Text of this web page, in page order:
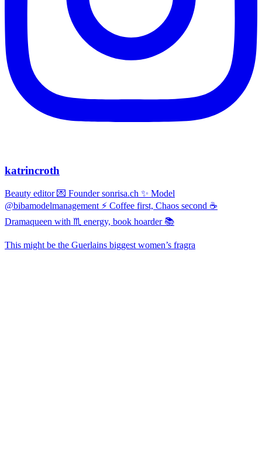
katrincroth
Beauty editor 💌 Founder sonrisa.ch ✨ Model
@bibamodelmanagement ⚡ Coffee first, Chaos second ☕
Dramaqueen with ♏ energy, book hoarder 📚
This might be the Guerlains biggest women’s fragra